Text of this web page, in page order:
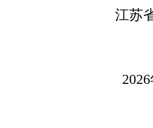
江苏
2026